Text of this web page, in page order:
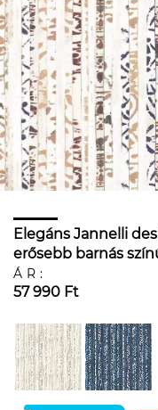
Elegáns Jannelli
erősebb barnás
mintával
ÁR:
57 990 Ft